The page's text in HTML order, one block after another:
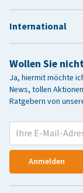
Wollen Sie
Ja, hiermit möchte
News, tollen
Ratgebern von
Anmelden
International